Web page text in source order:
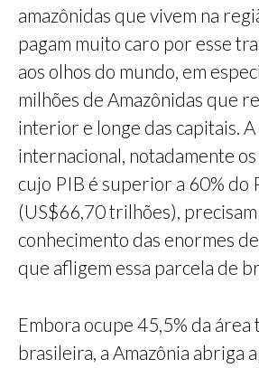
amazônidas que vivem na
pagam muito caro por esse
aos olhos do mundo, em
milhões de Amazônidas que
interior e longe das capitais.
internacional, notadamente
cujo PIB é superior a 60% do
(US$66,70 trilhões),
conhecimento das enormes
que afligem essa parcela de
Embora ocupe 45,5% da
brasileira, a Amazônia abriga